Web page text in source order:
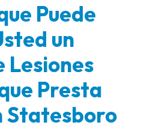
Puede
un
Lesiones
Presta
Statesboro